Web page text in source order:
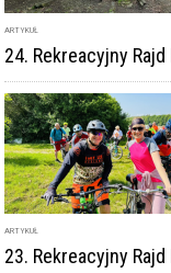
ARTYKUŁ
24. Rekreacyjny
ARTYKUŁ
23. Rekreacyjny